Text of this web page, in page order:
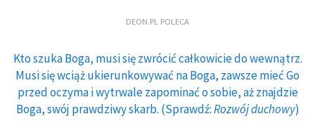
DEON.PL POLECA
Kto szuka Boga, musi się zwrócić całkowicie do wewnątrz.
Musi się wciąż ukierunkowywać na Boga, zawsze mieć Go
przed oczyma i wytrwale zapominać o sobie, aż znajdzie
Boga, swój prawdziwy skarb. (Sprawdź:Rozwój duchowy)